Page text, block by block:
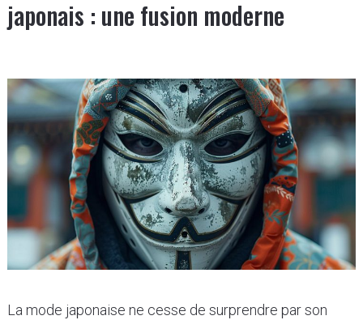
japonais : une fusion moderne
La mode japonaise ne cesse de surprendre par son